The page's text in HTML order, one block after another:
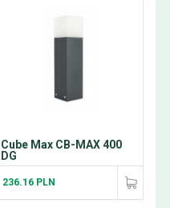
Cube Max CB-MAX 400
DG
236.16 PLN